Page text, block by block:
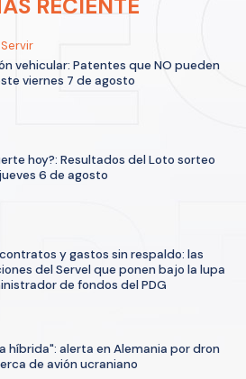
RECIENTE
vehicular: Patentes que NO pueden
viernes 7 de agosto
hoy?: Resultados del Loto sorteo
6 de agosto
y gastos sin respaldo: las
del Servel que ponen bajo la lupa
de fondos del PDG
híbrida": alerta en Alemania por dron
de avión ucraniano